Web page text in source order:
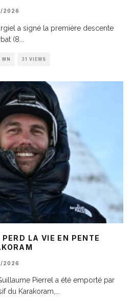
2026
a signé la première descente
(8
MN 31 VIEWS
LA VIE EN PENTE
2026
Pierrel a été emporté par
du Karakoram,...